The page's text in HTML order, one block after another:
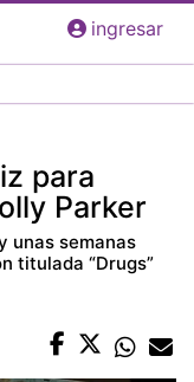
ingresar
para
Parker
unas semanas
titulada “Drugs”